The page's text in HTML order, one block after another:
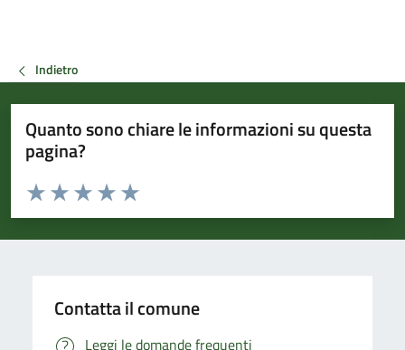
Indietro
Quanto sono chiare le informazioni su questa
pagina?
Valuta da 1 a 5 stelle la pagina
Valuta 5 stelle su 5
Valuta 4 stelle su 5
Valuta 3 stelle su 5
Valuta 2 stelle su 5
Valuta 1 stelle su 5
Contatta il comune
Leggi le domande frequenti